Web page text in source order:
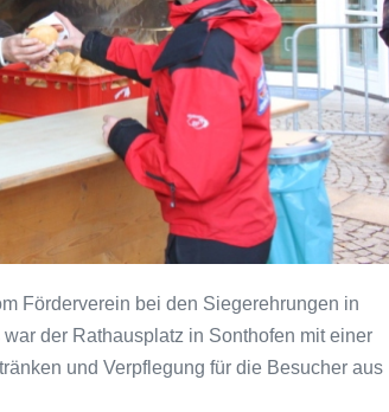
Förderverein bei den Siegerehrungen in
der Rathausplatz in Sonthofen mit einer
und Verpflegung für die Besucher aus